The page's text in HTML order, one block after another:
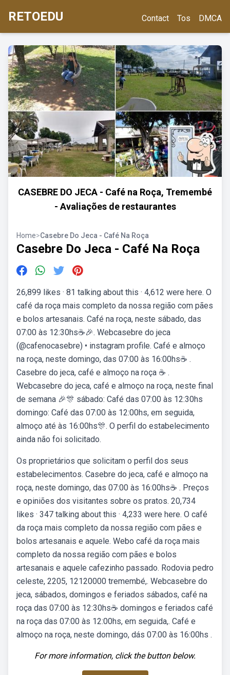
RETOEDU Contact Tos DMCA
CASEBRE DO JECA - Café na Roça, Tremembé
- Avaliações de restaurantes
Home>Casebre Do Jeca - Café Na Roça
Casebre Do Jeca - Café Na Roça
26,899 likes · 81 talking about this · 4,612 were here. O
café da roça mais completo da nossa região com pães
e bolos artesanais. Café na roça, neste sábado, das
07:00 às 12:30hs☕🎉. Webcasebre do jeca
(@cafenocasebre) • instagram profile. Café e almoço
na roça, neste domingo, das 07:00 às 16:00hs☕ .
Casebre do jeca, café e almoço na roça ☕ .
Webcasebre do jeca, café e almoço na roça, neste final
de semana 🎉🎊 sábado: Café das 07:00 às 12:30hs
domingo: Café das 07:00 às 12:00hs, em seguida,
almoço até às 16:00hs🎊. O perfil do estabelecimento
ainda não foi solicitado.
Os proprietários que solicitam o perfil dos seus
estabelecimentos. Casebre do jeca, café e almoço na
roça, neste domingo, das 07:00 às 16:00hs☕ . Preços
e opiniões dos visitantes sobre os pratos. 20,734
likes · 347 talking about this · 4,233 were here. O café
da roça mais completo da nossa região com pães e
bolos artesanais e aquele. Webo café da roça mais
completo da nossa região com pães e bolos
artesanais e aquele cafezinho passado. Rodovia pedro
celeste, 2205, 12120000 tremembé,. Webcasebre do
jeca, sábados, domingos e feriados sábados, café na
roça das 07:00 às 12:30hs☕ domingos e feriados café
na roça das 07:00 às 12:00hs, em seguida,. Café e
almoço na roça, neste domingo, dás 07:00 às 16:00hs .
For more information, click the button below.